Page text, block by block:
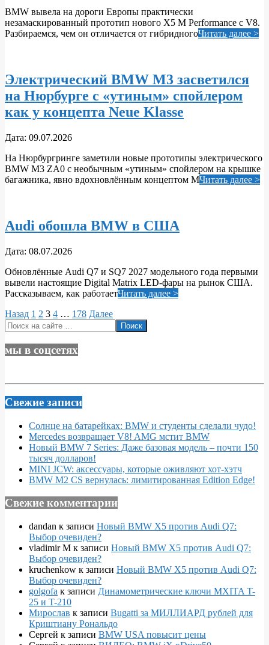
10
BMW вывела на дороги Европы практически
незамаскированный прототип нового X5 M Performance с V8.
Разбираемся, чем он отличается от гибридногоЧитать далее >
Электрический BMW M3 засветился
на Нюрбурге с «утиным» спойлером
как у концепта Neue Klasse
2026-
09
Дата: 09.07.2026
На Нюрбургринге заметили новые прототипы электрического
BMW M3 ZA0 с необычным «утиным» спойлером на крышке
багажника, явно вдохновлённым концептом MЧитать далее >
Audi обошла BMW в США
2026-
08
Дата: 08.07.2026
Обновлённые Audi Q7 и SQ7 2027 модельного года первыми
вывели настоящие Digital Matrix LED‑фары на рынок США.
Рассказываем, как работаетЧитать далее >
Пагинация
записей
Назад 1 2 3 4 … 178 Далее
Поиск
мы в соцсетях
Свежие записи
Солнце на батарейках: BMW и студенты сделали чудо!
Mercedes возвращает V8! AMG мстит BMW
Новый BMW 7 Series: Даже базовая модель – почти 150
тысяч долларов!
MINI JCW: аксессуары, которые оживляют хот-хэтч
BMW M2 CS вернулась: лимитированная Edition Edge!
Свежие комментарии
dandan к записи Новый BMW X5 против Audi Q7:
Выбор очевиден?
vladimir M к записи Новый BMW X5 против Audi Q7:
Выбор очевиден?
kruchenkow к записи Новый BMW X5 против Audi Q7:
Выбор очевиден?
golgofa к записи Динамометрические ключи MXITA T-
25 и T-210
Мирослав к записи Bugatti за МИЛЛИАРД рублей для
Криштиану Рональдо
Сергей к записи BMW USA повысит цены